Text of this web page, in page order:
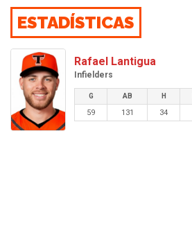
ESTADÍSTICAS
Rafael Lantigua
Infielders
G AB H
59 131 34